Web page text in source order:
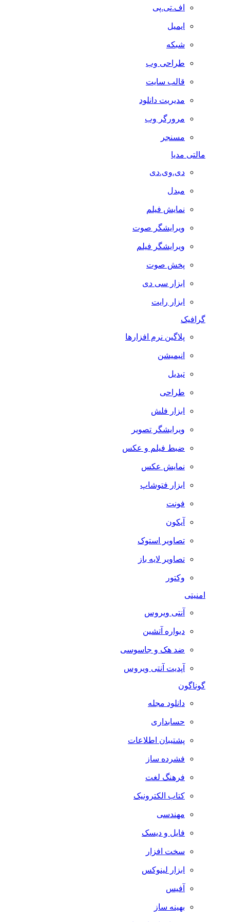
اف.تی.پی
ایمیل
شبکه
طراحی وب
قالب سایت
مدیریت دانلود
مرورگر وب
مسنجر
مالتی مدیا
دی.وی.دی
مبدل
نمایش فیلم
ویرایشگر صوت
ویرایشگر فیلم
پخش صوت
ابزار سی دی
ابزار رایت
گرافیک
پلاگین نرم افزارها
انیمیشن
تبدیل
طراحی
ابزار فلش
ویرایشگر تصویر
ضبط فيلم و عكس
نمایش عکس
ابزار فتوشاپ
فونت
آیکون
تصاویر استوک
تصاویر لایه باز
وکتور
امنیتی
آنتی ویروس
دیواره آتشین
ضد هک و جاسوسی
آپدیت آنتی ویروس
گوناگون
دانلود مجله
حسابداری
پشتیبان اطلاعات
فشرده ساز
فرهنگ لغت
کتاب الکترونیک
مهندسی
فایل و دیسک
سخت افزار
ابزار لینوکس
آفیس
بهینه ساز